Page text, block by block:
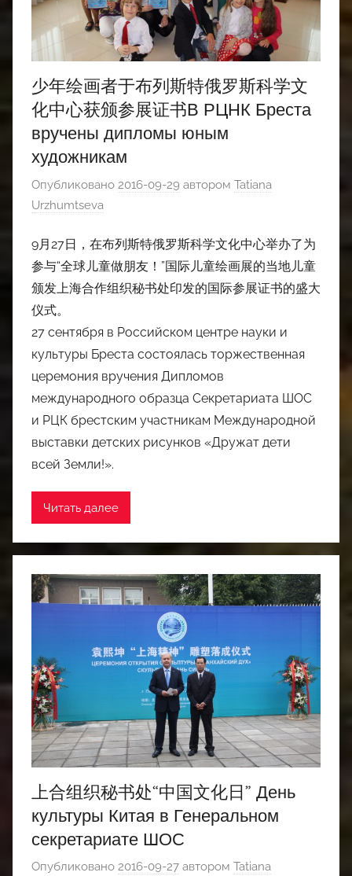
少年绘画者于布列斯特俄罗斯科学文
化中心获颁参展证书В РЦНК Бреста
вручены дипломы юным
художникам
Опубликовано 2016-09-29 автором Tatiana
Urzhumtseva
9月27日，在布列斯特俄罗斯科学文化中心举办了为
参与“全球儿童做朋友！”国际儿童绘画展的当地儿童
颁发上海合作组织秘书处印发的国际参展证书的盛大
仪式。
27 сентября в Российском центре науки и
культуры Бреста состоялась торжественная
церемония вручения Дипломов
международного образца Секретариата ШОС
и РЦК брестским участникам Международной
выставки детских рисунков «Дружат дети
всей Земли!».
Читать далее
上合组织秘书处“中国文化日” День
культуры Китая в Генеральном
секретариате ШОС
Опубликовано 2016-09-27 автором Tatiana